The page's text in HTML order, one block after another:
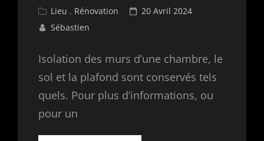
Cat
Links
Lieu , Rénovation
Posted
20 Avril 2024
Sébastien
Isolation des murs d’une chambre, le
sol et la plafond sont conservés tels
quels. Pour plus d’informations, ou
pour un